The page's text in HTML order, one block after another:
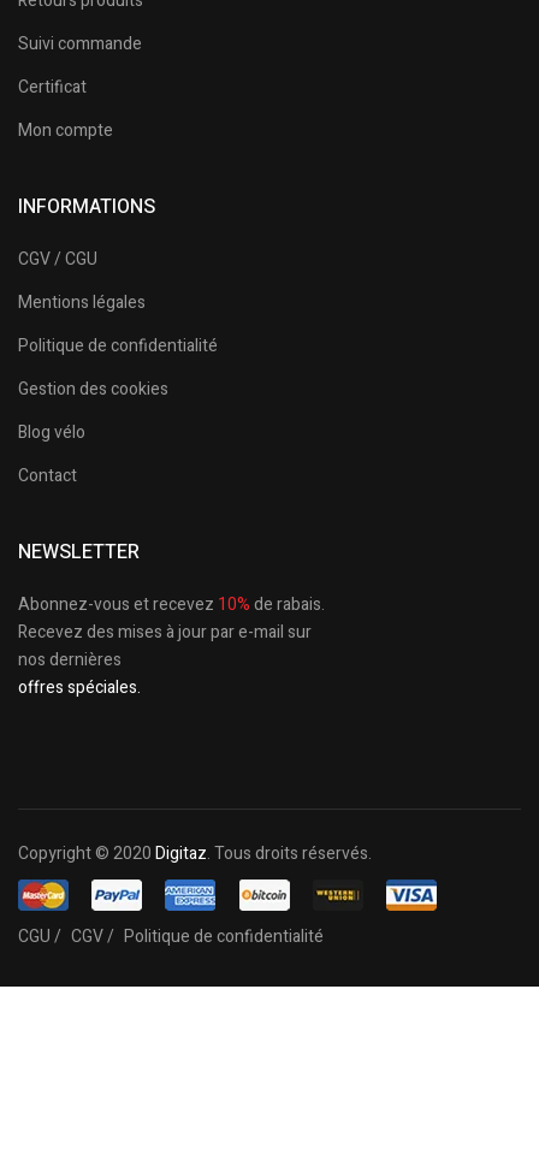
Suivi commande
Certificat
Mon compte
INFORMATIONS
CGV / CGU
Mentions légales
Politique de confidentialité
Gestion des cookies
Blog vélo
Contact
NEWSLETTER
Abonnez-vous et recevez 10%de rabais.
Recevez des mises à jour par e-mail sur
nos dernières
offres spéciales.
Copyright © 2020Digitaz. Tous droits réservés.
CGU / CGV / Politique de confidentialité